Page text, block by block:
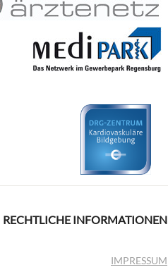
RECHTLICHE INFORMATIONEN
IMPRESSUM